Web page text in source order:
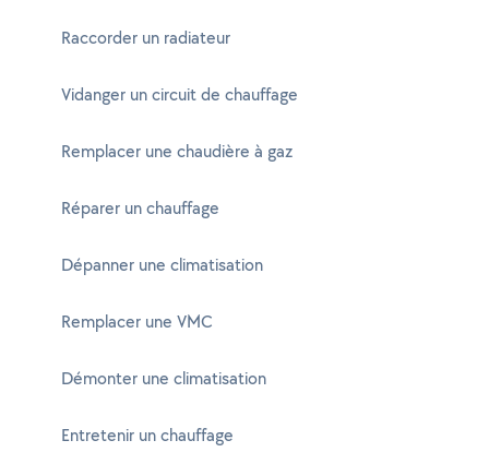
Raccorder un radiateur
Vidanger un circuit de chauffage
Remplacer une chaudière à gaz
Réparer un chauffage
Dépanner une climatisation
Remplacer une VMC
Démonter une climatisation
Entretenir un chauffage